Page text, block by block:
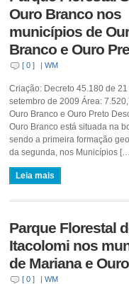
Ouro Branco nos
municípios de
Branco e Ouro
[ 0 ] |WM
Criação: Decreto 45.180 de 21
setembro de 2009 Área:
Ouro Branco e Ouro Preto
Ouro Branco está situada na
sendo a primeira formação
da segunda, nos Municípios
Leia mais
Parque Florestal
Itacolomi nos
de Mariana e
[ 0 ] |WM